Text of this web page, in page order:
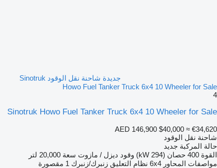
جديدة شاحنة نقل الوقود Sinotruk
Howo Fuel Tanker Truck 6x4 10 Wheeler for Sale
4
Sinotruk Howo Fuel Tanker Truck 6x4 10 Wheeler for Sale
AED 146,900 $40,000 ≈ €34,620
شاحنة نقل الوقود
حالة المركبة جديد
القوة 400 حصان (294 kW) وقود ديزل / مازوت سعة 20,000 لتر
مواصفات المحاور 6x4 نظام التعليق زنبرك/زنبرك 1 مقصورة